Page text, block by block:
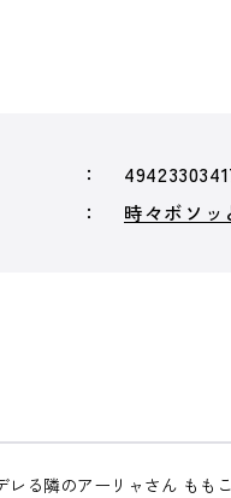
時々ボソ
レる隣のアーリャさん も